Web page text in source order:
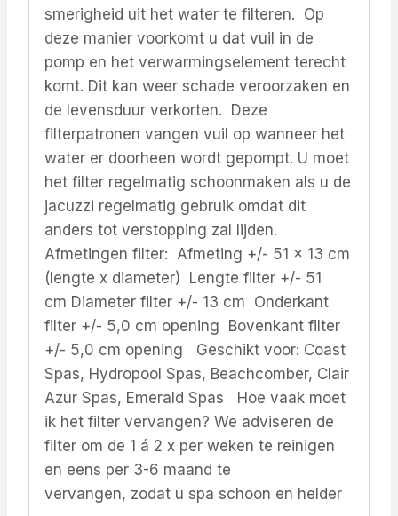
smerigheid uit het water te filteren. Op
deze manier voorkomt u dat vuil in de
pomp en het verwarmingselement terecht
komt. Dit kan weer schade veroorzaken en
de levensduur verkorten. Deze
filterpatronen vangen vuil op wanneer het
water er doorheen wordt gepompt. U moet
het filter regelmatig schoonmaken als u de
jacuzzi regelmatig gebruik omdat dit
anders tot verstopping zal lijden.
Afmetingen filter: Afmeting +/- 51 x 13 cm
(lengte x diameter) Lengte filter +/- 51
cm Diameter filter +/- 13 cm Onderkant
filter +/- 5,0 cm opening Bovenkant filter
+/- 5,0 cm opening Geschikt voor: Coast
Spas, Hydropool Spas, Beachcomber, Clair
Azur Spas, Emerald Spas Hoe vaak moet
ik het filter vervangen? We adviseren de
filter om de 1 á 2 x per weken te reinigen
en eens per 3-6 maand te
vervangen, zodat u spa schoon en helder